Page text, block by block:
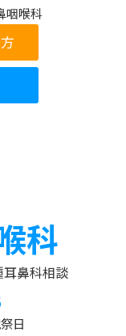
咽喉科
科
鼻科相談
日